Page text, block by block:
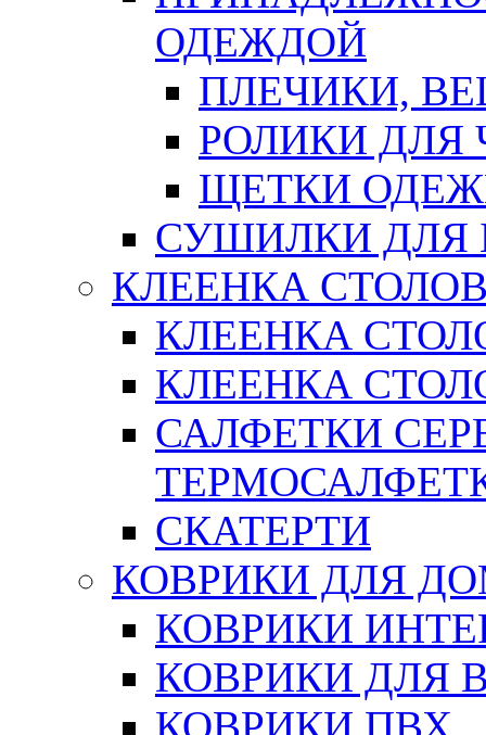
ОДЕЖДОЙ
ПЛЕЧИКИ,
РОЛИКИ ДЛЯ
ЩЕТКИ
СУШИЛКИ ДЛЯ
КЛЕЕНКА
КЛЕЕНКА
КЛЕЕНКА
САЛФЕТКИ
СКАТЕРТИ
КОВРИКИ ДЛЯ
КОВРИКИ
КОВРИКИ ДЛЯ